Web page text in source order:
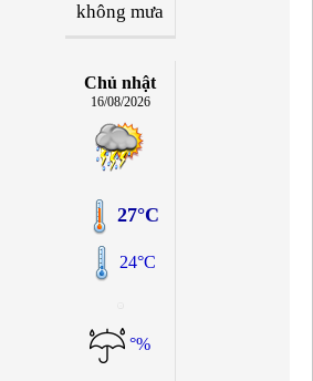
không mưa
Chủ nhật
16/08/2026
27°C
24°C
°%